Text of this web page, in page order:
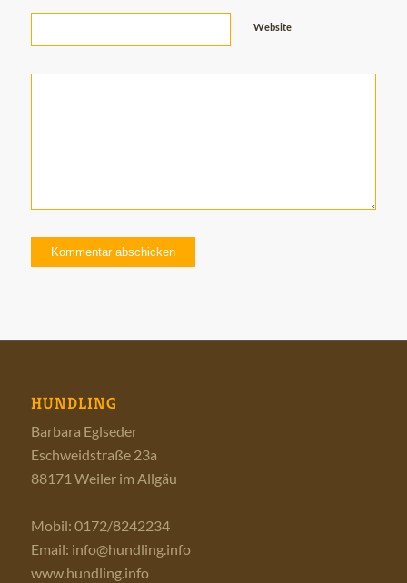
Website
HUNDLING
Barbara Eglseder
Eschweidstraße 23a
88171 Weiler im Allgäu
Mobil: 0172/8242234
Email: info@hundling.info
www.hundling.info